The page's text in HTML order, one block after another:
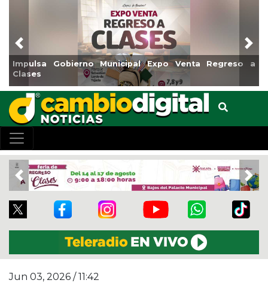
Impulsa Gobierno Municipal Expo Venta Regreso a
Clases
Previous
Previous
Jun 03, 2026 / 11:42